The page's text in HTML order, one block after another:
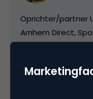
Oprichter/partner
Arnhem Direct,